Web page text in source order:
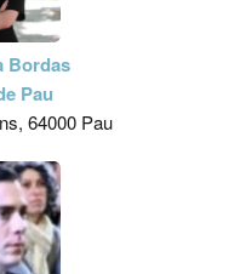
Bordas
Pau
64000 Pau